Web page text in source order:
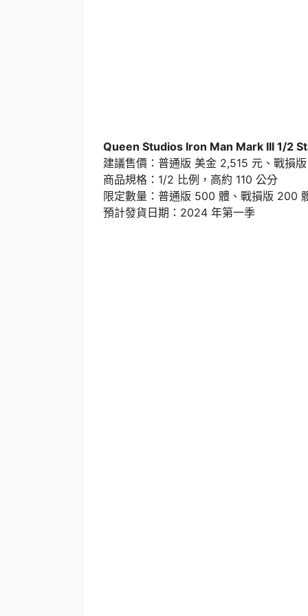
Queen Studios Iron Man Mark III 1/2
建議售價：普通版 美金 2,515 元、戰損
商品規格：1/2 比例，高約 110 公分
限定數量：普通版 500 體、戰損版 200
預計發貨日期：2024 年第一季